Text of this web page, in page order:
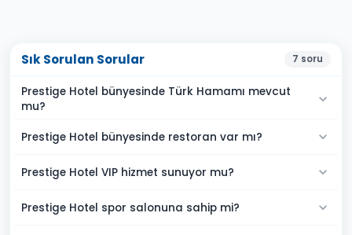
Sık Sorulan Sorular 7 soru
Prestige Hotel bünyesinde Türk Hamamı mevcut
mu?
Prestige Hotel bünyesinde restoran var mı?
Prestige Hotel VIP hizmet sunuyor mu?
Prestige Hotel spor salonuna sahip mi?